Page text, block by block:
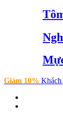
Giảm 10%